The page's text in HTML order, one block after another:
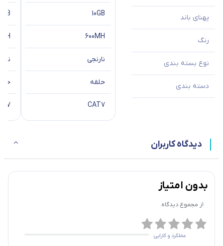
پهنای باند
رنگ
نوع بسته بندی
دسته بندی
10GB
600MH
نارنجی
حلقه
CAT7
دیدگاه کاربران
بدون امتیاز
از مجموع دیدگاه
عملکرد و کارایی